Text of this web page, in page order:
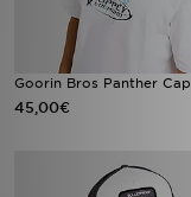
Goorin Bros Panther Cap
45,00€